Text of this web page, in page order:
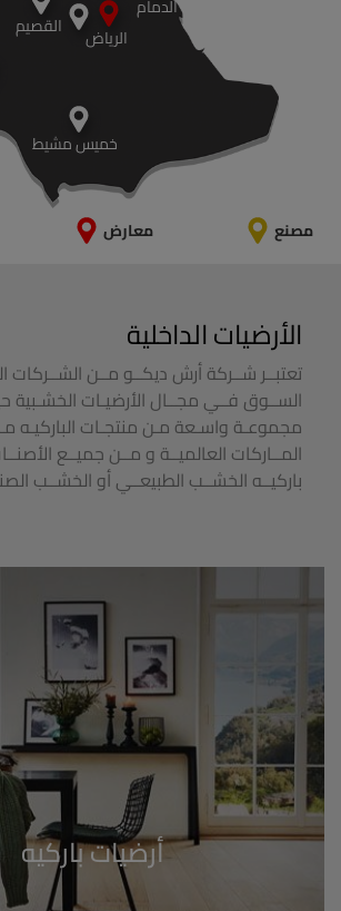
معارض
الأرضيات الداخلية
تعتبــر شــركة أرش ديكــو مــن الشــركات
الســوق فــي مجــال الأرضيـات الخشـبية
مجموعـة واسـعة مـن منتجـات الباركيـه
المــاركات العالميــة و مــن جميــع
أرضيات باركيه